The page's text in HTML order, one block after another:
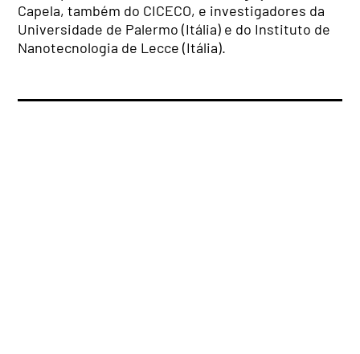
Capela, também do CICECO, e investigadores da
Universidade de Palermo (Itália) e do Instituto de
Nanotecnologia de Lecce (Itália).